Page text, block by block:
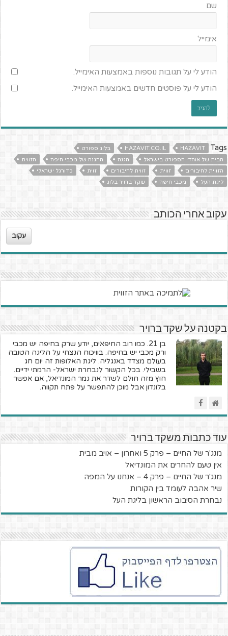
שם
אימייל
הודע לי על תגובות נוספות באמצעות האימייל.
הודע לי על פוסטים חדשים באמצעות האימייל.
Tags
HAZAVIT
HAZAVIT.CO.IL
בלוג ספורט
הבית של אוהדי הספורט בישראל
הגנה ההגנה של מכבי חיפה
הזווית
הזווית לחיבורים
זווית זווית לחיבורים זוית
כדורגל ישראלי
ליגת העל
מכבי חיפה שקד ברויר בלוג
עקוב אחרי הכותב
עקוב
בקטנה על שקד ברויר
בן 21. כמו רוב החיפאים, יודע שרק בחיפה יש מכבי
ורק מכבי יש בחיפה. בוויכוח הנצחי על הליגה הטובה
בעולם מצדד באנגליה. ליגת האלופות זה יום חג
בשבילי. בכל הקשור לנבחרת ישראל- הרמתי ידיים.
חוץ מזה חולם לשדר את גמר המונדיאל, אם אפשר
בלונדון אבל מוכן להתפשר על פתח תקווה.
עוד כתבות משקד ברויר
מנג'ר של החיים – פרק 5 ואחרון – אויב מבית
אין טעם להחרים את המונדיאל
מנג'ר של החיים – פרק 4 – אנחנו על המפה
שיר אהבה לעומד בין הקורות
נבחרת הסיבוב הראשון בליגת העל